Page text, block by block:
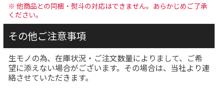
※ 他商品との同梱・熨斗の対応はできません。あらかじめご了承
ください。
その他ご注意事項
生モノの為、在庫状況・ご注文数量によりまして、ご希
望に添えない場合がございます。その場合は、当社より連
絡させていただきます。